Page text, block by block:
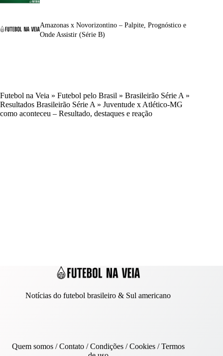
Amazonas x Novorizontino – Palpite, Prognóstico e
Onde Assistir (Série B)
Futebol na Veia » Futebol pelo Brasil » Brasileirão Série A »
Resultados Brasileirão Série A » Juventude x Atlético-MG
como aconteceu – Resultado, destaques e reação
Notícias do futebol brasileiro & Sul americano
Quem somos/Contato/ Condições /Cookies/Termos